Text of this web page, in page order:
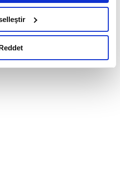
ilişkin detaylı bilgi için
Çerez Bilgilendirme
kapsamında